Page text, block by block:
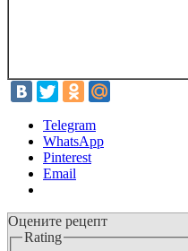
Telegram
WhatsApp
Pinterest
Email
Оцените рецепт
Rating